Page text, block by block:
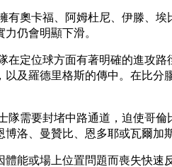
有奧卡福、阿姆杜尼、伊滕、
仍會明顯下滑。
在定位球方面有著明確的進攻
以及羅德里格斯的傳中。在比分
隊需要封堵中路通道，迫使哥
洛、曼贊比、恩多耶或瓦爾加斯
體能或場上位置問題而喪失快速